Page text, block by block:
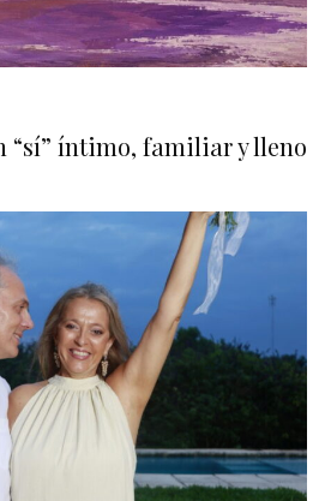
“sí” íntimo, familiar y lleno